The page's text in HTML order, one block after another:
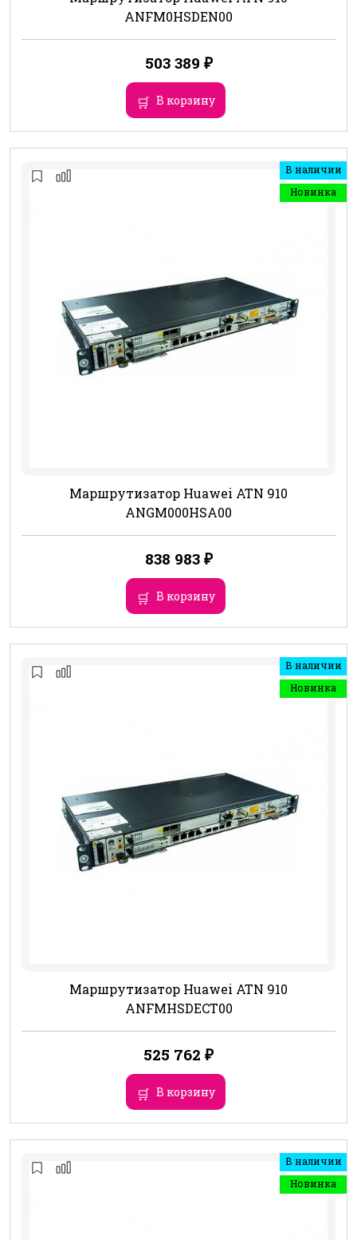
ANFM0HSDEN00
503 389 ₽
В корзину
В наличии
Новинка
Маршрутизатор Huawei ATN 910
ANGM000HSA00
838 983 ₽
В корзину
В наличии
Новинка
Маршрутизатор Huawei ATN 910
ANFMHSDECT00
525 762 ₽
В корзину
В наличии
Новинка